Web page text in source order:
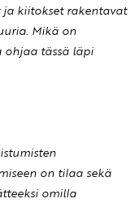
ja kiitokset rakentavat
Mikä on
ohjaa tässä läpi
on tilaa sekä
omilla